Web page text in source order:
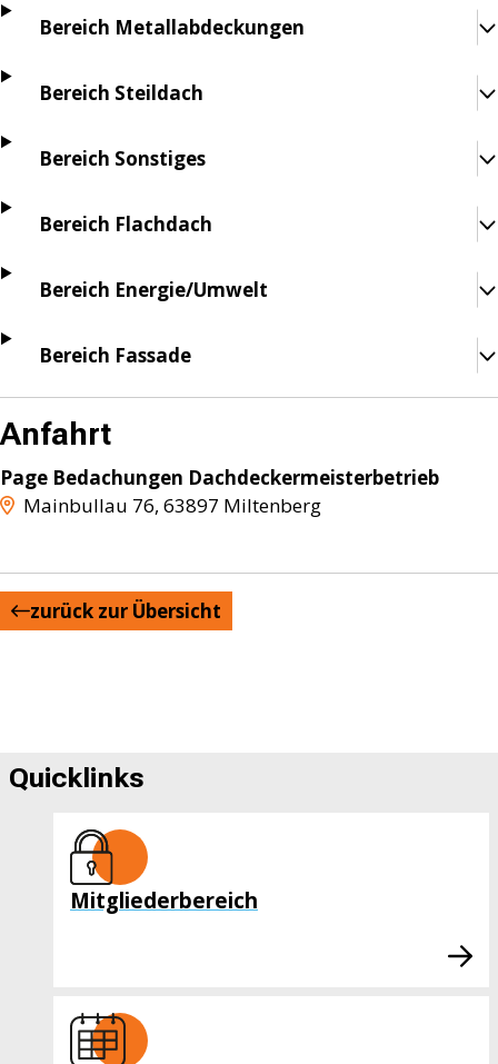
Bereich Metallabdeckungen
Bereich Steildach
Bereich Sonstiges
Bereich Flachdach
Bereich Energie/Umwelt
Bereich Fassade
Anfahrt
Page Bedachungen Dachdeckermeisterbetrieb
Mainbullau 76, 63897 Miltenberg
zurück zur Übersicht
Quicklinks
Mitgliederbereich